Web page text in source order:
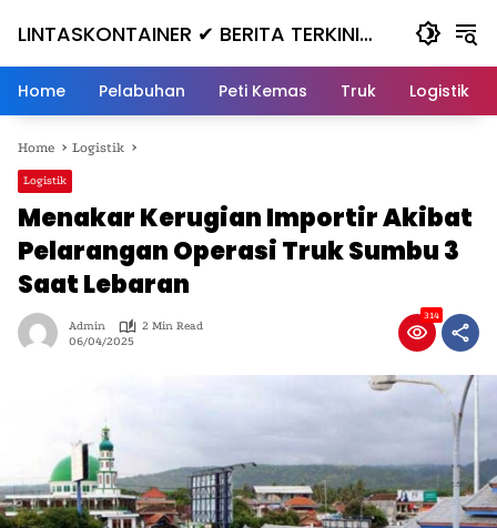
LINTASKONTAINER ✔ BERITA TERKINI
KONTAINER TERBARU HARI INI
Home Pelabuhan Peti Kemas Truk Logistik
Home Logistik
Logistik
Menakar Kerugian Importir Akibat
Pelarangan Operasi Truk Sumbu 3
Saat Lebaran
Admin
2 Min Read
06/04/2025
314